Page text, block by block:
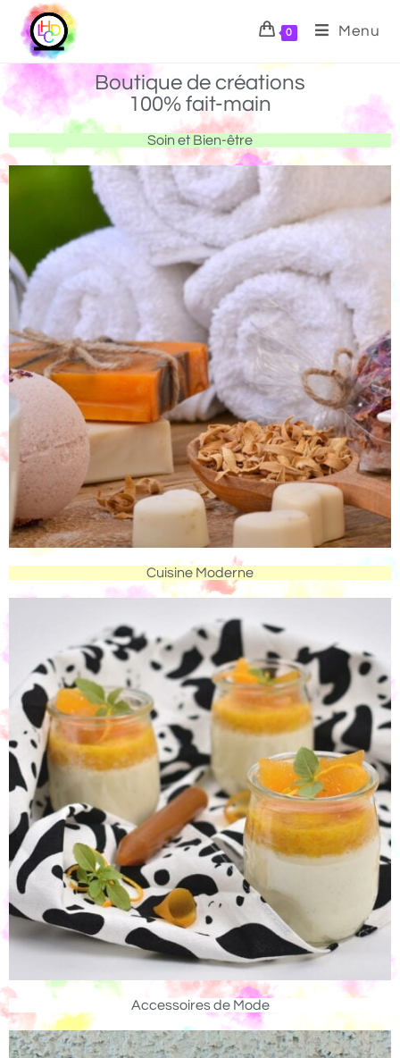
0 Menu
Boutique de créations
100% fait-main
Soin et Bien-être
Cuisine Moderne
Accessoires de Mode